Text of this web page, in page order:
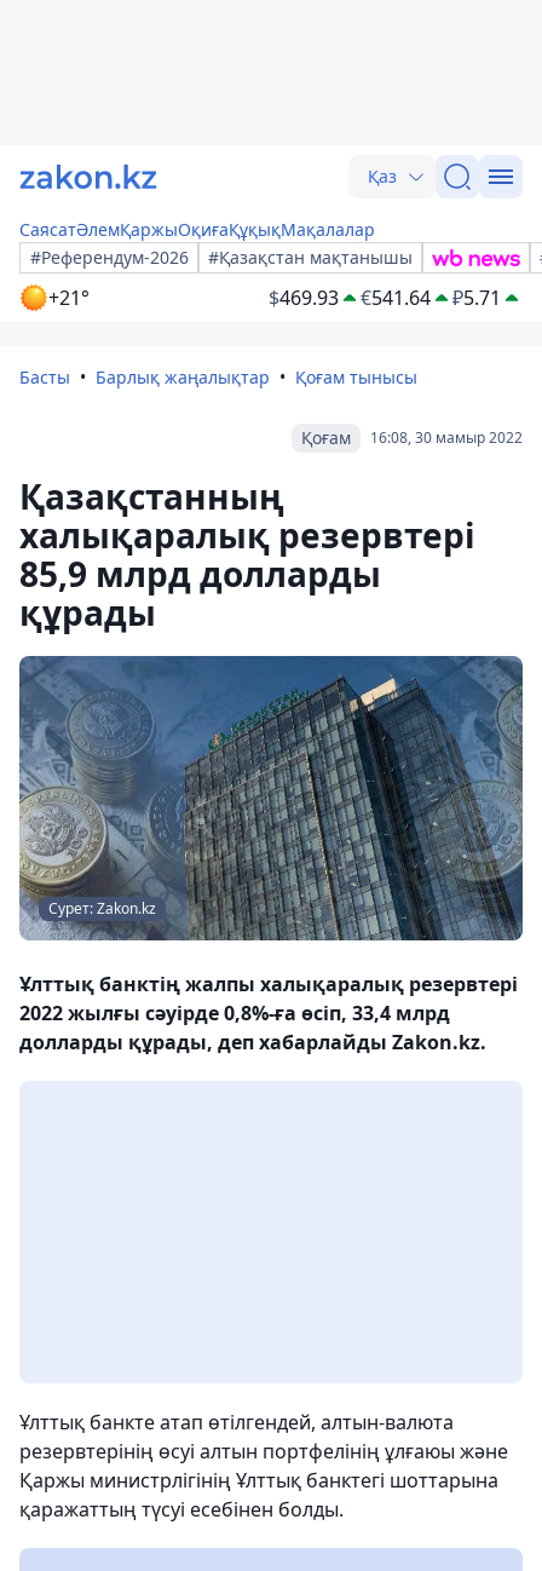
Қаз
СаясатӘлемҚаржыОқиғаҚұқықМақалалар
#Референдум-2026
#Қазақстан мақтанышы
+21° $469.93 €541.64 ₽5.71
Басты Барлық жаңалықтар Қоғам тынысы
16:08, 30 мамыр 2022
Қоғам
Қазақстанның
халықаралық резервтері
85,9 млрд долларды
құрады
Сурет: Zakon.kz
Ұлттық банктің жалпы халықаралық резервтері
2022 жылғы сәуірде 0,8%-ға өсіп, 33,4 млрд
долларды құрады, деп хабарлайды Zakon.kz.
Ұлттық банкте атап өтілгендей, алтын-валюта
резервтерінің өсуі алтын портфелінің ұлғаюы және
Қаржы министрлігінің Ұлттық банктегі шоттарына
қаражаттың түсуі есебінен болды.